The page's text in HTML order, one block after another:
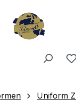
Uniform